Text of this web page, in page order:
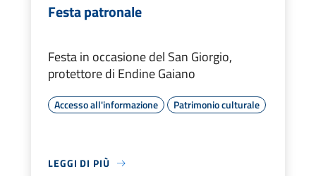
Festa patronale
Festa in occasione del San Giorgio,
protettore di Endine Gaiano
Accesso all'informazione Patrimonio culturale
LEGGI DI PIÙ